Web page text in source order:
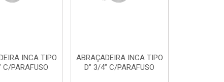
INCA TIPO
C/PARAFUSO
ABRAÇADEIRA INCA TIPO
D” 3/4” C/PARAFUSO